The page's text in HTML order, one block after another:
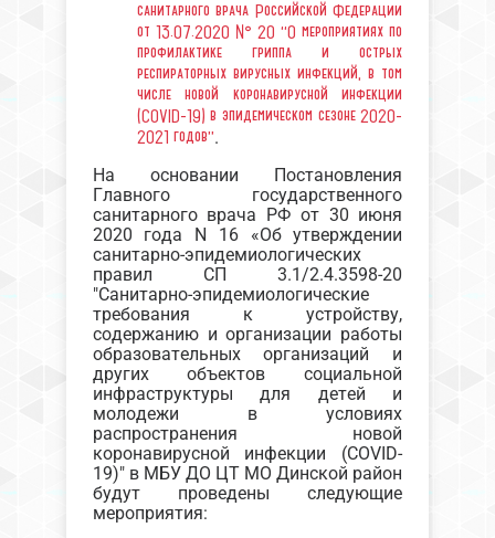
санитарного врача Российской Федерации
от 13.07.2020 № 20 “О мероприятиях по
профилактике гриппа и острых
респираторных вирусных инфекций, в том
числе новой коронавирусной инфекции
(COVID-19) в эпидемическом сезоне 2020-
2021 годов”.
На основании Постановления
Главного государственного
санитарного врача РФ от 30 июня
2020 года N 16 «Об утверждении
санитарно-эпидемиологических
правил СП 3.1/2.4.3598-20
"Санитарно-эпидемиологические
требования к устройству,
содержанию и организации работы
образовательных организаций и
других объектов социальной
инфраструктуры для детей и
молодежи в условиях
распространения новой
коронавирусной инфекции (COVID-
19)" в МБУ ДО ЦТ МО Динской район
будут проведены следующие
мероприятия: